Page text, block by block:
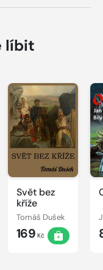
líbit
Svět bez
kříže
Tomáš Dušek
169 Kč